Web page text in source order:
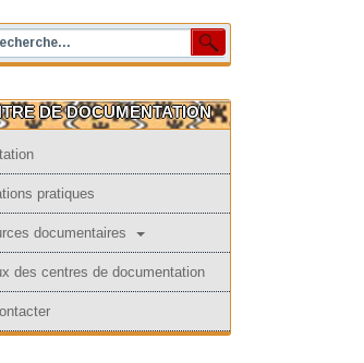
DE DOCUMENTATION
pratiques
documentaires
des centres de documentation